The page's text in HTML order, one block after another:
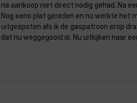
na aankoop niet direct nodig gehad. Na
Nog eens plat gereden en nu werkte het
uitgespoten als ik de gaspatroon erop
dat nu weggegooid is. Nu uitkijken naar